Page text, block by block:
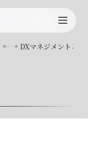
DXマネジメントと